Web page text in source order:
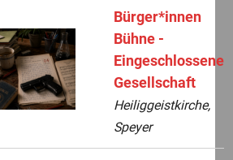
Bürger*innen
Bühne -
Eingeschlossene
Gesellschaft
Heiliggeistkirche,
Speyer